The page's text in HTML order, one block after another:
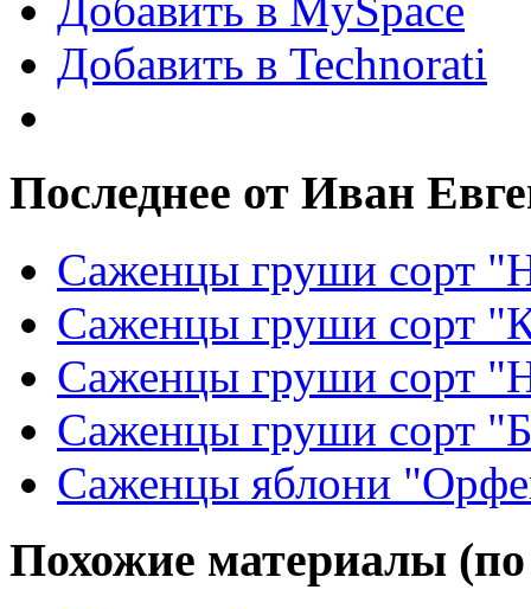
Добавить в Technorati
Последнее от Иван
Саженцы груши сорт
Саженцы груши сорт
Саженцы груши сорт
Саженцы груши сорт
Саженцы яблони
Похожие материалы (по